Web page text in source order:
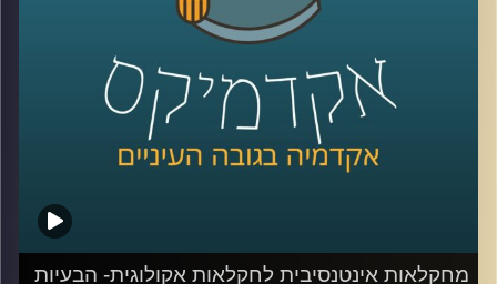
חלק ב׳ עם ד"ר קרני לוטן מרקוס מבית הספר לקיימות
באוניברסיטת רייכמן, חוקרת מערכות לגידול מזון
קרדיט תמונות:AudioVersity
מחקלאות אינטנסיבית לחקלאות אקולוגית- הבעיות